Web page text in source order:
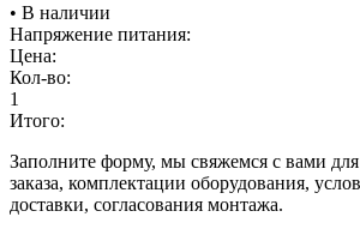
• В наличии
Напряжение питания:
Цена:
Кол-во:
1
Итого:
Заполните форму, мы свяжемся с вами для
заказа, комплектации оборудования,
доставки, согласования монтажа.